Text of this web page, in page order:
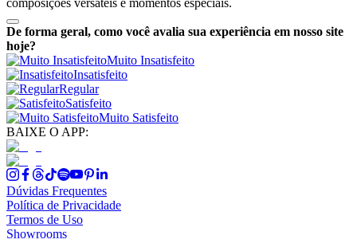
De forma geral, como você avalia sua experiência em nosso site
hoje?
Muito Insatisfeito
Insatisfeito
Regular
Satisfeito
Muito Satisfeito
BAIXE O APP:
Dúvidas Frequentes
Política de Privacidade
Termos de Uso
Showrooms